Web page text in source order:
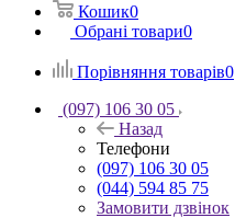
Кошик0
Обрані товари0
Порівняння товарів0
(097) 106 30 05
Назад
Телефони
(097) 106 30 05
(044) 594 85 75
Замовити дзвінок